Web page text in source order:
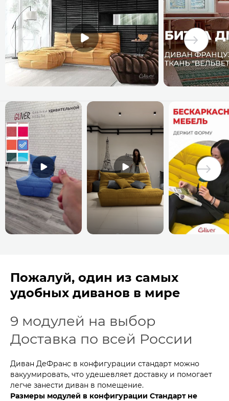
Пожалуй, один из самых
удобных диванов в мире
9 модулей на выбор
Доставка по всей России
Диван ДеФранс в конфигурации стандарт можно
вакуумировать, что удешевляет доставку и помогает
легче занести диван в помещение.
Размеры модулей в конфигурации Стандарт не